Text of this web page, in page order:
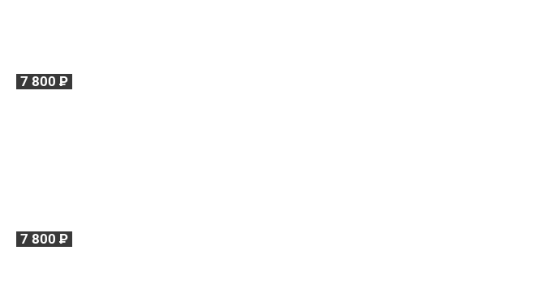
7 800 Р
7 800 Р